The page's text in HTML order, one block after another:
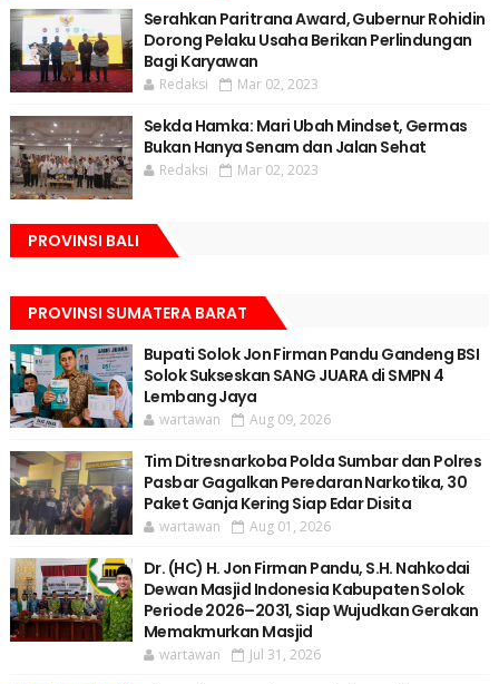
Serahkan Paritrana Award, Gubernur Rohidin
Dorong Pelaku Usaha Berikan Perlindungan
Bagi Karyawan
Redaksi Mar 02, 2023
Sekda Hamka: Mari Ubah Mindset, Germas
Bukan Hanya Senam dan Jalan Sehat
Redaksi Mar 02, 2023
PROVINSI BALI
PROVINSI SUMATERA BARAT
Bupati Solok Jon Firman Pandu Gandeng BSI
Solok Sukseskan SANG JUARA di SMPN 4
Lembang Jaya
wartawan Aug 09, 2026
Tim Ditresnarkoba Polda Sumbar dan Polres
Pasbar Gagalkan Peredaran Narkotika, 30
Paket Ganja Kering Siap Edar Disita
wartawan Aug 01, 2026
Dr. (HC) H. Jon Firman Pandu, S.H. Nahkodai
Dewan Masjid Indonesia Kabupaten Solok
Periode 2026–2031, Siap Wujudkan Gerakan
Memakmurkan Masjid
wartawan Jul 31, 2026